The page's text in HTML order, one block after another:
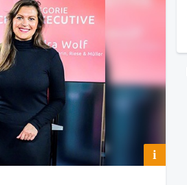
i